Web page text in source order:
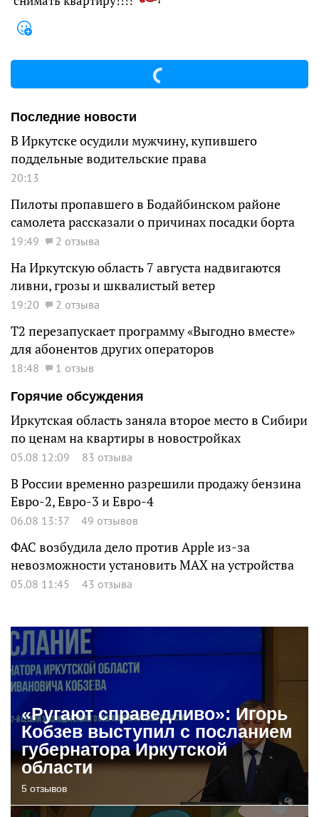
Последние новости
В Иркутске осудили мужчину, купившего
поддельные водительские права
20:13
Пилоты пропавшего в Бодайбинском районе
самолета рассказали о причинах посадки борта
19:49 2 отзыва
На Иркутскую область 7 августа надвигаются
ливни, грозы и шквалистый ветер
19:20 2 отзыва
Т2 перезапускает программу «Выгодно вместе»
для абонентов других операторов
18:48
1 отзыв
Горячие обсуждения
Иркутская область заняла второе место в Сибири
по ценам на квартиры в новостройках
05.08 12:09 83 отзыва
В России временно разрешили продажу бензина
Евро-2, Евро-3 и Евро-4
06.08 13:37 49 отзывов
ФАС возбудила дело против Apple из-за
невозможности установить MAX на устройства
05.08 11:45 43 отзыва
«Ругают справедливо»: Игорь
Кобзев выступил с посланием
губернатора Иркутской
области
5 отзывов